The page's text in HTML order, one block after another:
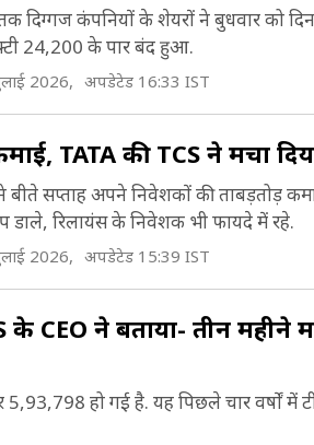
में, टाटा संस के पास टीसीएस का
संस के 70% से अधिक लाभांश टीसीएस
उसी दिन, TCS ₹12.55
कैप के साथ रिलायंस इंडस्ट्रीज को
मूल्यवान कंपनी बनी (India's
कंपनियों के शेयरों ने बुधवार को
24,200 के पार बंद हुआ.
2026, अपडेटेड 16:33 IST
TATA की TCS ने मचा
सप्ताह अपने निवेशकों की ताबड़तोड़
डाले, रिलायंस के निवेशक भी फायदे में रहे.
2026, अपडेटेड 15:39 IST
CEO ने बताया- तीन महीने
हो गई है. यह पिछले चार वर्षों में